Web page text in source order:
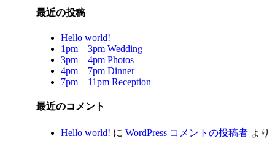
最近の投稿
Hello world!
1pm – 3pm Wedding
3pm – 4pm Photos
4pm – 7pm Dinner
7pm – 11pm Reception
最近のコメント
Hello world! に WordPress コメントの投稿者 より